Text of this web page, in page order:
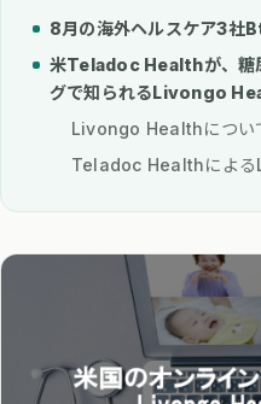
8月の海外ヘルスケア3社
米Teladoc Healthが、糖
グで知られるLivongo
Livongo Healthについ
Teladoc Healthによ